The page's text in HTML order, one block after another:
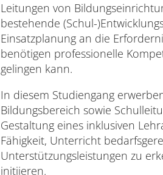
Leitungen von
bestehende (Schul-
Einsatzplanung an die
benötigen professionelle
gelingen kann.
In diesem Studiengang
Bildungsbereich sowie
Gestaltung eines inklusiven
Fähigkeit, Unterricht
Unterstützungsleistungen zu
initiieren.